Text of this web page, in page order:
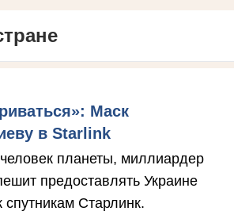
Маск
в Starlink
планеты, миллиардер
предоставлять Украине
Старлинк.